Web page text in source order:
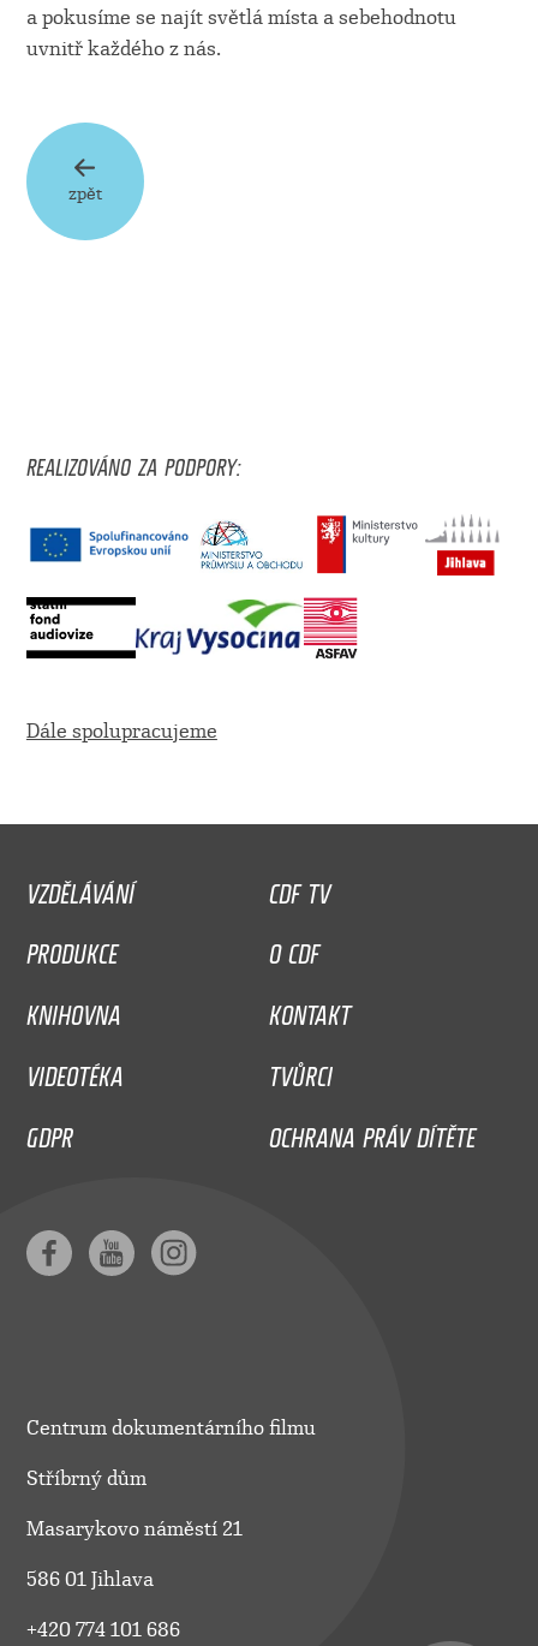
a pokusíme se najít světlá místa a sebehodnotu
uvnitř každého z nás.
zpět
REALIZOVÁNO ZA PODPORY:
Dále spolupracujeme
VZDĚLÁVÁNÍ
CDF TV
PRODUKCE
O CDF
KNIHOVNA
KONTAKT
VIDEOTÉKA
TVŮRCI
GDPR
OCHRANA PRÁV DÍTĚTE
Centrum dokumentárního filmu
Stříbrný dům
Masarykovo náměstí 21
586 01 Jihlava
+420 774 101 686